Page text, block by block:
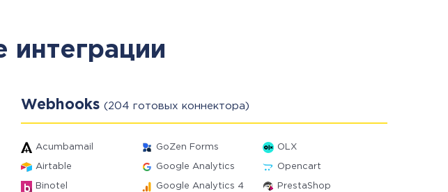
интеграции
Webhooks (204 готовых коннектора)
Acumbamail GoZen Forms OLX
Airtable Google Analytics Opencart
Binotel Google Analytics 4 PrestaShop